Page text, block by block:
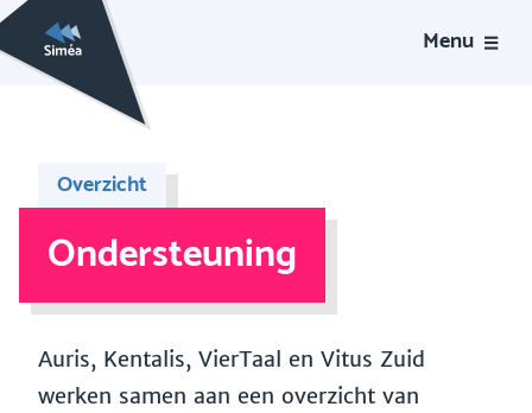
Menu
Overzicht
Ondersteuning
Auris, Kentalis, VierTaal en Vitus Zuid
werken samen aan een overzicht van